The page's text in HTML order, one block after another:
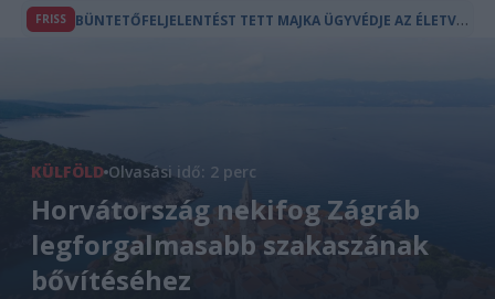
FRISS B
ÜNTETŐFELJELENTÉST TETT MAJKA ÜGYVÉDJE AZ ÉLETVESZÉLYES FENYEGETÉS MIATT
KÜLFÖLD Olvasási idő: 2 perc
Horvátország nekifog Zágráb
legforgalmasabb szakaszának
bővítéséhez